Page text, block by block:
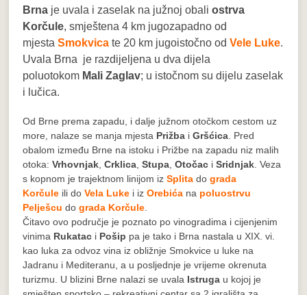
Brna je uvala i zaselak na južnoj obaliostrva
Korčule, smještena 4 km jugozapadno od
mjestaSmokvica te 20 km jugoistočno odVele Luke.
Uvala Brna je razdijeljena u dva dijela
poluotokom Mali Zaglav; u istočnom su dijelu zaselak
i lučica.
Od Brne prema zapadu, i dalje južnom otočkom cestom uz
more, nalaze se manja mjesta Prižba iGršćica . Pred
obalom između Brne na istoku i Prižbe na zapadu niz malih
otoka:Vrhovnjak ,Crklica ,Stupa ,Otočac iSridnjak . Veza
s kopnom je trajektnom linijom izSplita dograda
Korčule ili doVela Luke i izOrebića na poluostrvu
Pelješcu dograda Korčule
Čitavo ovo područje je poznato po vinogradima i cijenjenim
vinima Rukatac i Pošip pa je tako i Brna nastala u XIX. vi.
kao luka za odvoz vina iz obližnje Smokvice u luke na
Jadranu i Mediteranu, a u posljednje je vrijeme okrenuta
turizmu. U blizini Brne nalazi se uvala Istruga u kojoj je